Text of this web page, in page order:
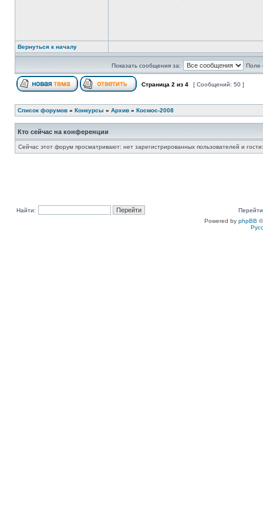
Вернуться к началу
Показать сообщения за: Поле
Страница 2 из 4 [ Сообщений: 50 ]
Список форумов » Конкурсы » Архив » Космос-2008
Кто сейчас на конференции
Сейчас этот форум просматривают: нет зарегистрированных пользователей и
Найти:
Powered by phpBB